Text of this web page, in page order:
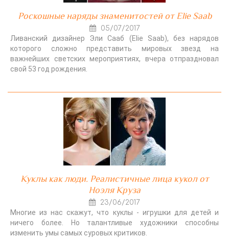
Роскошные наряды знаменитостей от Elie Saab
05/07/2017
Ливанский дизайнер Эли Сааб (Elie Saab), без нарядов
которого сложно представить мировых звезд на
важнейших светских мероприятиях, вчера отпраздновал
свой 53 год рождения.
Куклы как люди. Реалистичные лица кукол от
Ноэля Круза
23/06/2017
Многие из нас скажут, что куклы - игрушки для детей и
ничего более. Но талантливые художники способны
изменить умы самых суровых критиков.